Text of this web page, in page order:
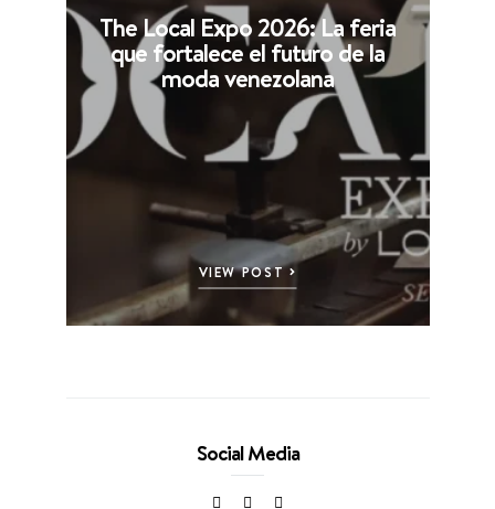
The Local Expo 2026: La feria
que fortalece el futuro de la
moda venezolana
VIEW POST
Social Media